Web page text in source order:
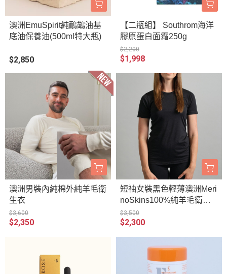
澳洲EmuSpirit純鴯鶓油基
底油保養油(500ml特大瓶)
$2,850
【二瓶組】 Southrom海洋
膠原蛋白面霜250g
$2,200
$1,998
澳洲男裝內純棉外純羊毛衛
生衣
$3,600
$2,350
短袖女裝黑色輕薄澳洲Meri
noSkins100%純羊毛衛生
衣
$3,500
$2,300